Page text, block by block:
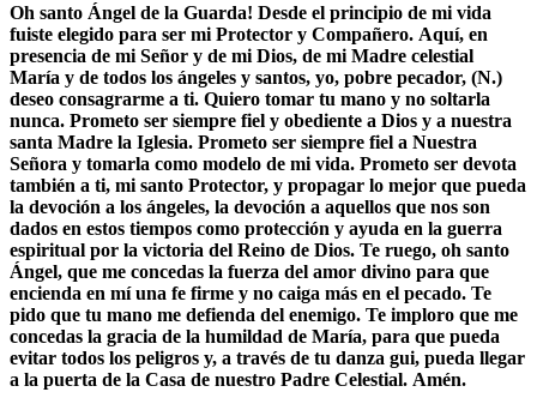
Oh santo Ángel de la Guarda! Desde el principio de mi vida
fuiste elegido para ser mi Protector y Compañero. Aquí, en
presencia de mi Señor y de mi Dios, de mi Madre celestial
María y de todos los ángeles y santos, yo, pobre pecador, (N.)
deseo consagrarme a ti. Quiero tomar tu mano y no soltarla
nunca. Prometo ser siempre fiel y obediente a Dios y a nuestra
santa Madre la Iglesia. Prometo ser siempre fiel a Nuestra
Señora y tomarla como modelo de mi vida. Prometo ser devota
también a ti, mi santo Protector, y propagar lo mejor que pueda
la devoción a los ángeles, la devoción a aquellos que nos son
dados en estos tiempos como protección y ayuda en la guerra
espiritual por la victoria del Reino de Dios. Te ruego, oh santo
Ángel, que me concedas la fuerza del amor divino para que
encienda en mí una fe firme y no caiga más en el pecado. Te
pido que tu mano me defienda del enemigo. Te imploro que me
concedas la gracia de la humildad de María, para que pueda
evitar todos los peligros y, a través de tu danza gui, pueda llegar
a la puerta de la Casa de nuestro Padre Celestial. Amén.